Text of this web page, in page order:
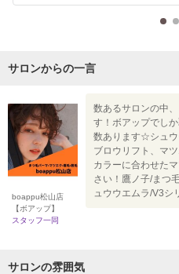
サロンからの一言
boappu松山店
【ボアップ】
スタッフ一同
数あるサロンの中
す！ボアップでし
数あります☆シュウ
ブロウリフト、マ
カラーに合わせた
さい！鷹ノ子/まつ
ュウウエムラ/V3シ
サロンの雰囲気